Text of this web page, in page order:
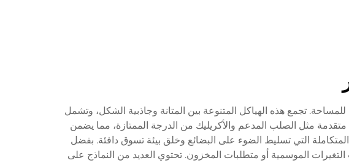
تجمع هذه الهياكل المتنوعة بين المتانة وجاذبية الشكل، وتشمل
مثل الصلب المدعم والأكريليك من الدرجة الممتازة، مما يضمن
موثوقية طويلة الأمد مع الحفاظ على مظهر احترافي. غالباً ما تحتوي هذه الرفوف على أنظمة إنارة LED المتكاملة التي تسليط الضوء على البضائع وخلق بيئة تسوق دافئة. بفضل
الموسمية أو متطلبات المخزون. تحتوي العديد من النماذج على